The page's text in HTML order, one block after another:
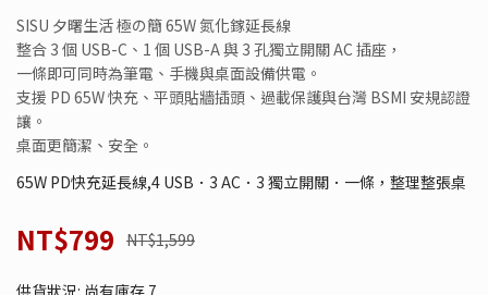
SISU 夕曙生活 極の簡 65W 氮化鎵延長線
整合 3 個 USB-C、1 個 USB-A 與 3 孔獨立開關 AC 插座，
一條即可同時為筆電、手機與桌面設備供電。
支援 PD 65W 快充、平頭貼牆插頭、過載保護與台灣 BSMI 安規認證
讓。
桌面更簡潔、安全。
65W PD快充延長線,4 USB．3 AC．3 獨立開關．一條，整理整張桌
NT$799 NT$1,599
供貨狀況: 尚有庫存 7